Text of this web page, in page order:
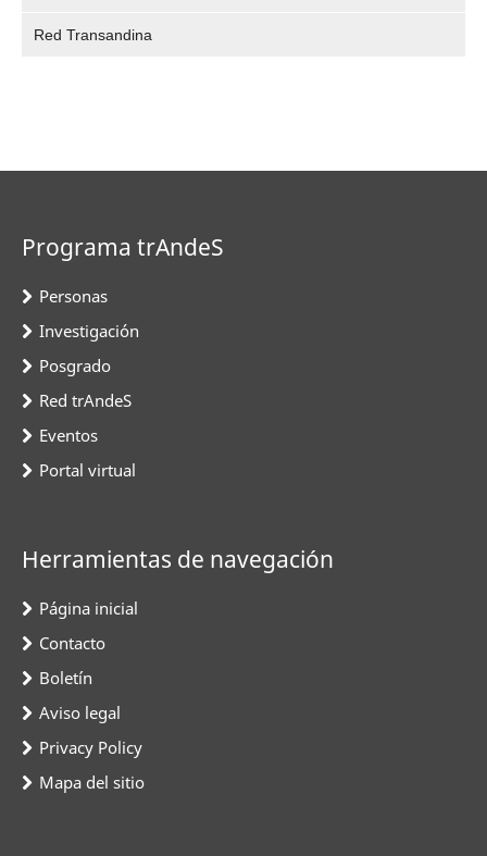
Red Transandina
Programa trAndeS
Personas
Investigación
Posgrado
Red trAndeS
Eventos
Portal virtual
Herramientas de navegación
Página inicial
Contacto
Boletín
Aviso legal
Privacy Policy
Mapa del sitio